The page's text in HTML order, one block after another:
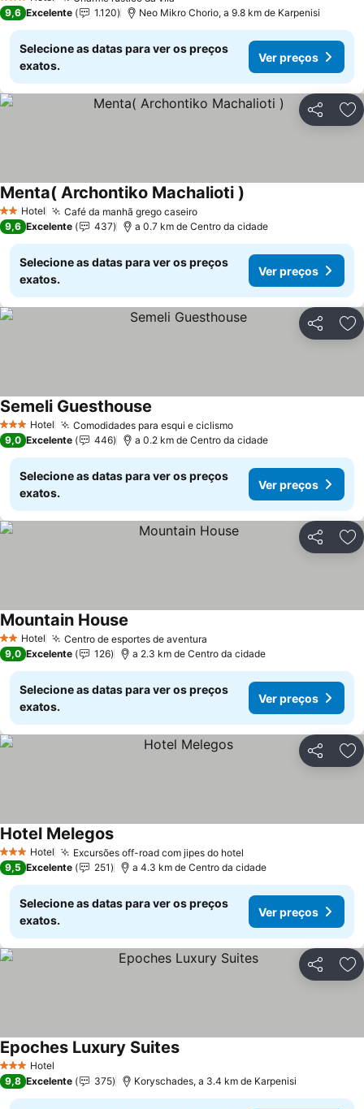
3 Estrelas
9,6 Excelente 1.120 Neo Mikro Chorio, a 9.8 km de Karpenisi
Selecione as datas para ver os preços
exatos.
Ver preços
Partilhar
2 Estrelas
Hotel Café da manhã grego caseiro
Menta( Archontiko Machalioti )
9,6 Excelente 437 a 0.7 km de Centro da cidade
Selecione as datas para ver os preços
exatos.
Ver preços
Partilhar
3 EstrelasHotel Comodidades para esqui e ciclismo
Semeli Guesthouse
9,0 Excelente 446 a 0.2 km de Centro da cidade
Selecione as datas para ver os preços
exatos.
Ver preços
Partilhar
2 Estrelas
Hotel Centro de esportes de aventura
Mountain House
9,0 Excelente 126 a 2.3 km de Centro da cidade
Selecione as datas para ver os preços
exatos.
Ver preços
Partilhar
3 EstrelasHotel Excursões off-road com jipes do hotel
Hotel Melegos
9,5 Excelente 251 a 4.3 km de Centro da cidade
Selecione as datas para ver os preços
exatos.
Ver preços
Partilhar
3 EstrelasHotel
Epoches Luxury Suites
9,8 Excelente 375 Koryschades, a 3.4 km de Karpenisi